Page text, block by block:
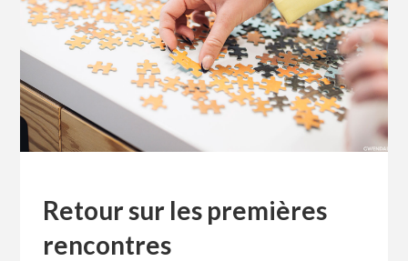
Retour sur les premières
rencontres